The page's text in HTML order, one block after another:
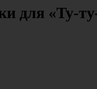
для «Ту-